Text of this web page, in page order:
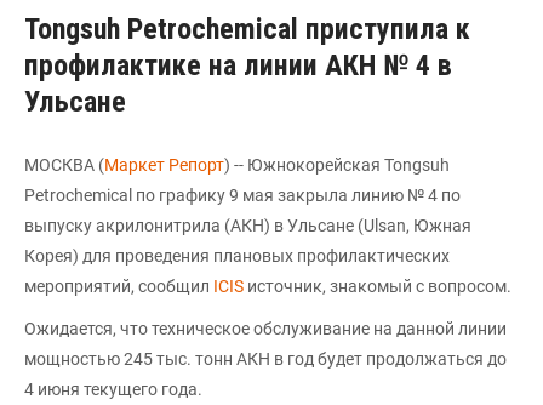
Tongsuh Petrochemical приступила к
профилактике на линии АКН № 4 в
Ульсане
МОСКВА (Маркет Репорт) -- Южнокорейская Tongsuh
Petrochemical по графику 9 мая закрыла линию № 4 по
выпуску акрилонитрила (АКН) в Ульсане (Ulsan, Южная
Корея) для проведения плановых профилактических
мероприятий, сообщил ICIS источник, знакомый с вопросом.
Ожидается, что техническое обслуживание на данной линии
мощностью 245 тыс. тонн АКН в год будет продолжаться до
4 июня текущего года.